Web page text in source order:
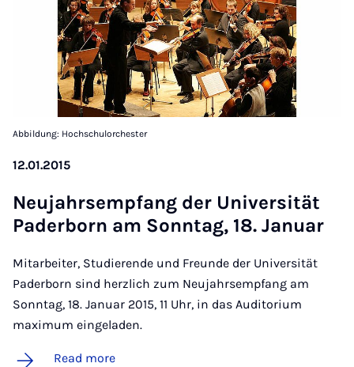
Abbildung: Hochschulorchester
12.01.2015
Neu­jahrsem­p­fang der Uni­versität
Pader­born am Son­ntag, 18. Janu­ar
Mitarbeiter, Studierende und Freunde der Universität
Paderborn sind herzlich zum Neujahrsempfang am
Sonntag, 18. Januar 2015, 11 Uhr, in das Auditorium
maximum eingeladen.
Read more